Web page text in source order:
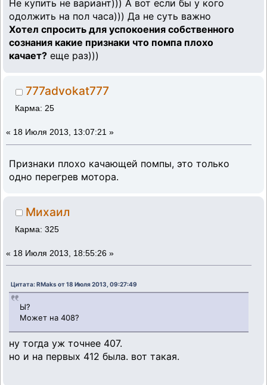
Не купить не вариант))) А вот если бы у кого
одолжить на пол часа))) Да не суть важно
Хотел спросить для успокоения собственного
сознания какие признаки что помпа плохо
качает? еще раз)))
777advokat777
Карма: 25
« 18 Июля 2013, 13:07:21 »
Признаки плохо качающей помпы, это только
одно перегрев мотора.
Михаил
Карма: 325
« 18 Июля 2013, 18:55:26 »
Цитата: RMaks от 18 Июля 2013, 09:27:49
Ы?
Может на 408?
ну тогда уж точнее 407.
но и на первых 412 была. вот такая.